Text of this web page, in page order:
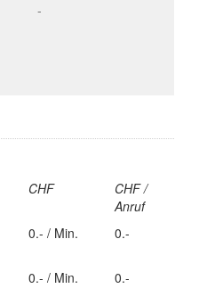
-
CHF
CHF /
Anruf
0.- / Min. 0.-
0.- / Min. 0.-